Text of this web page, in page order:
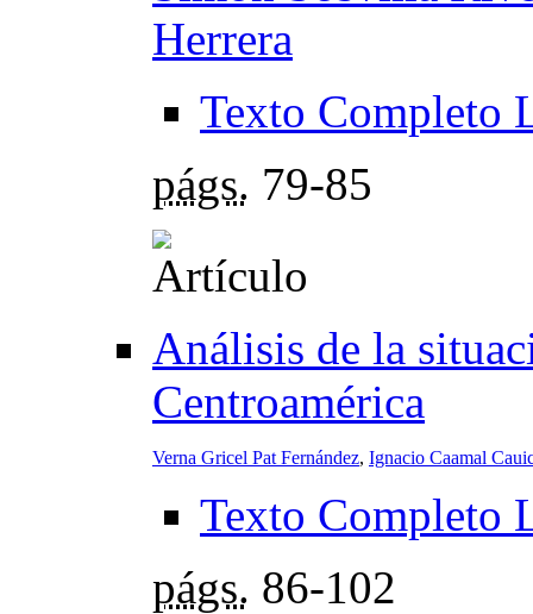
Herrera
Texto Completo
págs. 79-85
Análisis de la
Centroamérica
Verna Gricel Pat Fernández, Ignacio Caamal
Texto Completo
págs. 86-102